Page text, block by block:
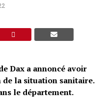
Dax a annoncé avoir
la situation sanitaire.
le département.